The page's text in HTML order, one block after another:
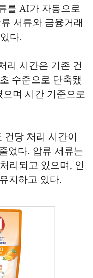
를 AI가 자동으로
서류와 금융거래
다.
리 시간은 기존 건
수준으로 단축됐
며 시간 기준으로
건당 처리 시간이
었다. 압류 서류는
리되고 있으며, 인
지하고 있다.